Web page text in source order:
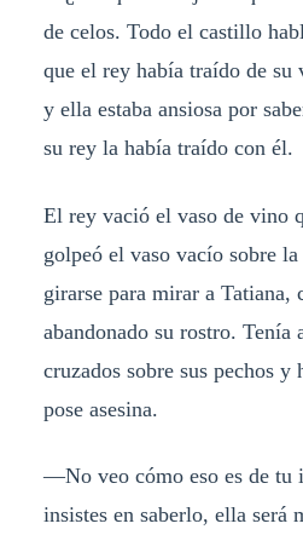
de celos. Todo el castillo
que el rey había traído de su
y ella estaba ansiosa por
su rey la había traído con él.
El rey vació el vaso de vino
golpeó el vaso vacío sobre
girarse para mirar a Tatiana,
abandonado su rostro. Tenía
cruzados sobre sus pechos y
pose asesina.
—No veo cómo eso es de tu
insistes en saberlo, ella será